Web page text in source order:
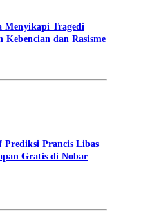
Menyikapi Tragedi
dan Rasisme
Prediksi Prancis Libas
Gratis di Nobar